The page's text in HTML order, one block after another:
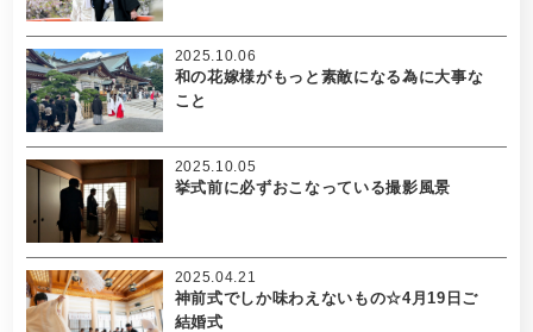
和の花嫁様がもっと素敵になる為に大事な
こと
2025.10.06
挙式前に必ずおこなっている撮影風景
2025.10.05
神前式でしか味わえないもの☆4月19日ご
結婚式
2025.04.21